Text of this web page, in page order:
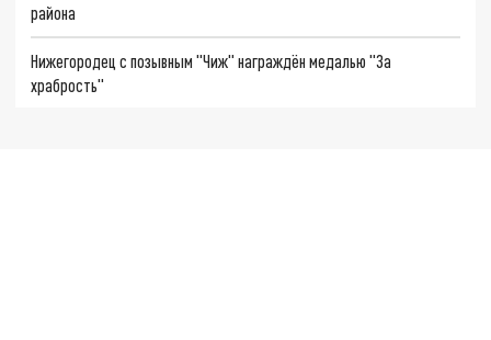
района
Нижегородец с позывным "Чиж" награждён медалью "За
храбрость"